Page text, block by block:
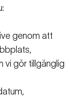
genom att
vi gör tillgänglig